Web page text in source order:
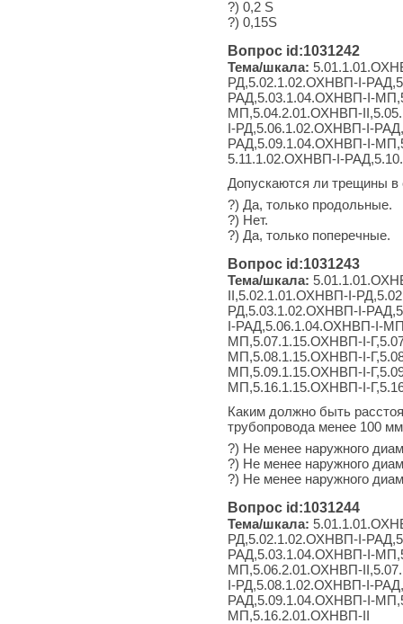
?) 0,2 S
?) 0,15S
Вопрос id:1031242
Тема/шкала:
РД,5.02.1.02.ОХНВП-I-
РАД,5.03.1.04.ОХНВП-I-
МП,5.04.2.01.ОХНВП-
I-РД,5.06.1.02.ОХНВП-I-
РАД,5.09.1.04.ОХНВП-I-
5.11.1.02.ОХНВП-I-
Допускаются ли трещины в
?) Да, только продольные.
?) Нет.
?) Да, только поперечные.
Вопрос id:1031243
Тема/шкала:
II,5.02.1.01.ОХНВП-I-
РД,5.03.1.02.ОХНВП-I-
I-РАД,5.06.1.04.ОХНВП-I-
МП,5.07.1.15.ОХНВП-I-
МП,5.08.1.15.ОХНВП-I-
МП,5.09.1.15.ОХНВП-I-
МП,5.16.1.15.ОХНВП-I-
Каким должно быть
трубопровода менее 100
?) Не менее наружного
?) Не менее наружного
?) Не менее наружного
Вопрос id:1031244
Тема/шкала:
РД,5.02.1.02.ОХНВП-I-
РАД,5.03.1.04.ОХНВП-I-
МП,5.06.2.01.ОХНВП-
I-РД,5.08.1.02.ОХНВП-I-
РАД,5.09.1.04.ОХНВП-I-
МП,5.16.2.01.ОХНВП-II